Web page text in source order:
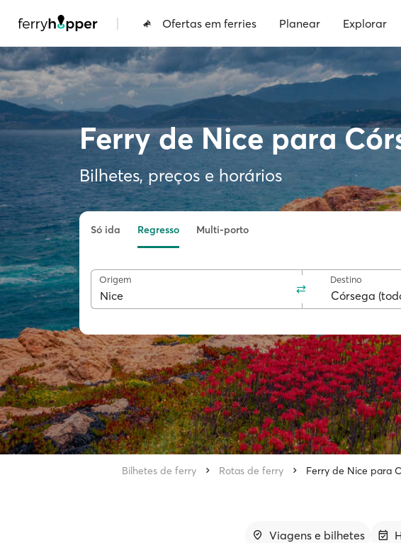
| Ofertas em ferries Planear Explorar
Ferry de Nice para
Bilhetes, preços e horários
Só ida Regresso Multi-porto
Origem Destino
Bilhetes de ferry Rotas de ferry Ferry de Nice para
Viagens e bilhetes